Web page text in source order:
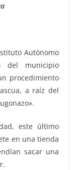
Autónomo
del municipio
procedimiento
a raíz del
este último
en una tienda
sacar una